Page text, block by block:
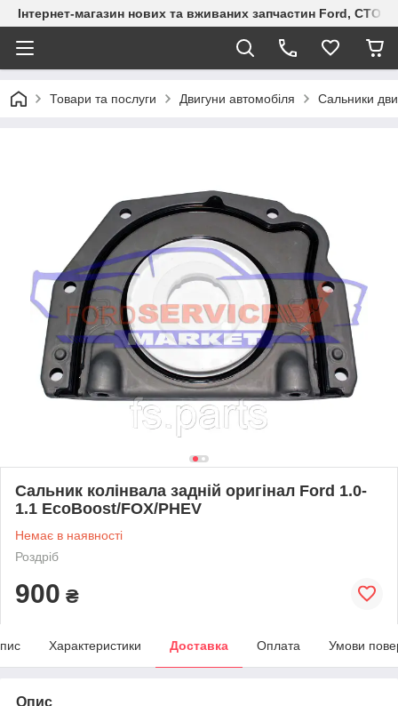
Інтернет-магазин нових та вживаних запчастин Ford, СТО
Товари та послуги Двигуни автомобіля Сальники
Сальник колінвала задній оригінал Ford 1.0-
1.1 EcoBoost/FOX/PHEV
Немає в наявності
Роздріб
900 ₴
Характеристики Доставка Оплата Умови
Опис